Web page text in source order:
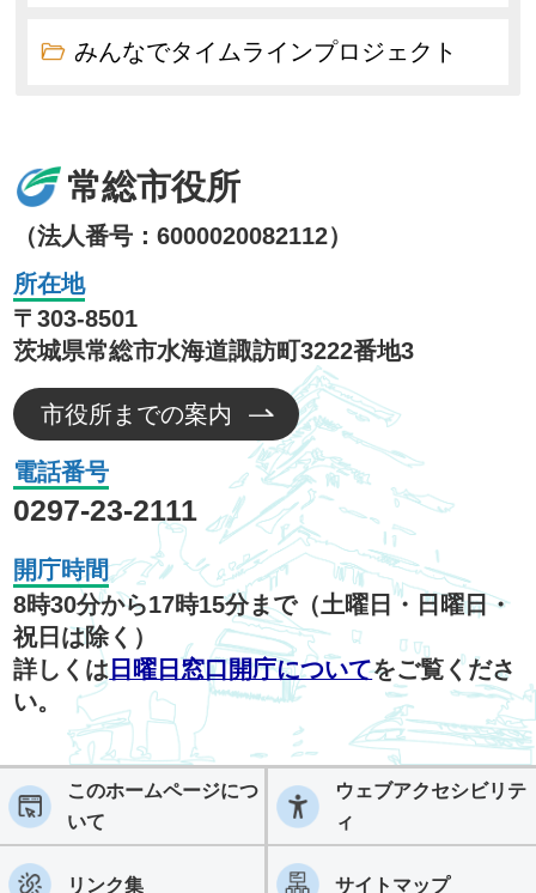
みんなでタイムラインプロジェクト
常総市役所
（法人番号：6000020082112）
所在地
〒303-8501
茨城県常総市水海道諏訪町3222番地3
市役所までの案内
電話番号
0297-23-2111
開庁時間
8時30分から17時15分まで（土曜日・日曜日・
祝日は除く）
詳しくは 日曜日窓口開庁についてをご覧くださ
い。
このホームページにつ
いて
ウェブアクセシビリテ
ィ
リンク集 サイトマップ